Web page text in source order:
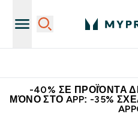
-40% ΣΕ ΠΡΟΪΌΝΤΑ
ΜΌΝΟ ΣΤΟ APP: -35%